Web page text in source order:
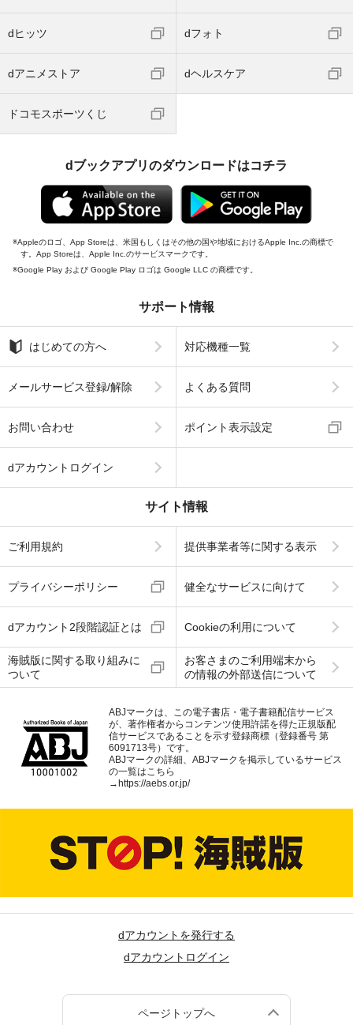
dヒッツ dフォト
dアニメストア dヘルスケア
ドコモスポーツくじ
dブックアプリのダウンロードはコチラ
Appleのロゴ、App Storeは、米国もしくはその他の国や地域におけるApple Inc.の商標で
す。App Storeは、Apple Inc.のサービスマークです。
Google Play および Google Play ロゴは Google LLC の商標です。
サポート情報
はじめての方へ 対応機種一覧
メールサービス登録/解除 よくある質問
お問い合わせ ポイント表示設定
dアカウントログイン
サイト情報
ご利用規約 提供事業者等に関する表示
プライバシーポリシー 健全なサービスに向けて
dアカウント2段階認証とは Cookieの利用について
海賊版に関する取り組みに
ついて
お客さまのご利用端末から
の情報の外部送信について
ABJマークは、この電子書店・電子書籍配信サービス
が、著作権者からコンテンツ使用許諾を得た正規版配
信サービスであることを示す登録商標（登録番号 第
6091713号）です。
ABJマークの詳細、ABJマークを掲示しているサービス
の一覧はこちら
→https://aebs.or.jp/
dアカウントを発行する
dアカウントログイン
ページトップへ